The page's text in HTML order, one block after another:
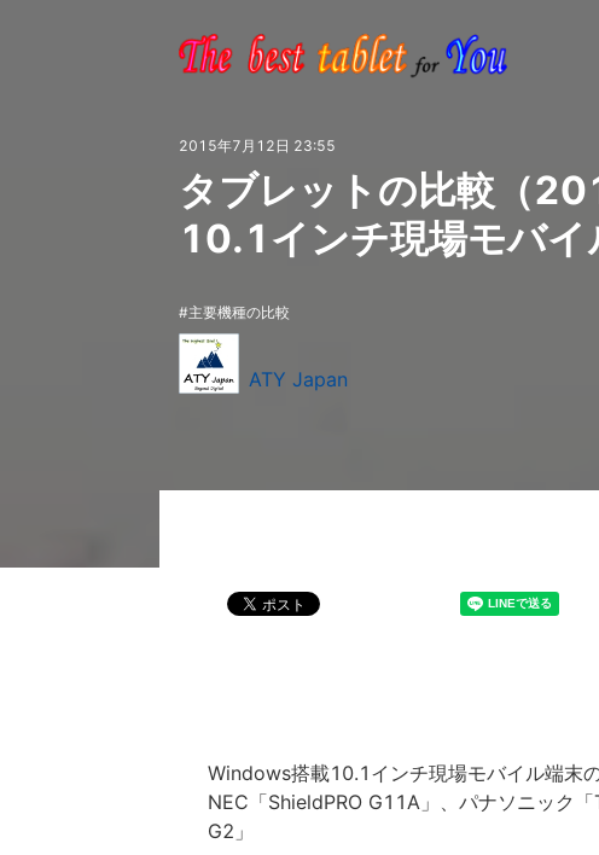
2015年7月12日 23:55
タブレットの比較（
10.1インチ現場モバイ
主要機種の比較
ATY Japan
Windows搭載10.1インチ現場モバイル端末
NEC「ShieldPRO G11A」、パナソニック
G2」